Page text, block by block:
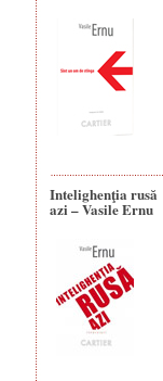
Intelighenţia rusă
azi – Vasile Ernu